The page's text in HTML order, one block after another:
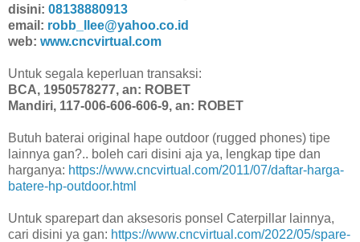
disini: 08138880913
email: robb_llee@yahoo.co.id
web: www.cncvirtual.com
Untuk segala keperluan transaksi:
BCA, 1950578277, an: ROBET
Mandiri, 117-006-606-606-9, an: ROBET
Butuh baterai original hape outdoor (rugged phones) tipe
lainnya gan?.. boleh cari disini aja ya, lengkap tipe dan
harganya: https://www.cncvirtual.com/2011/07/daftar-harga-
batere-hp-outdoor.html
Untuk sparepart dan aksesoris ponsel Caterpillar lainnya,
cari disini ya gan: https://www.cncvirtual.com/2022/05/spare-